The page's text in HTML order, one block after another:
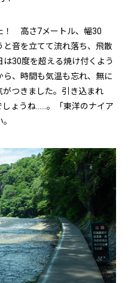
！ 高さ7メートル、幅30
音を立てて流れ落ち、飛散
30度を超える焼け付くよう
、時間も気温も忘れ、無に
つきました。引き込まれ
ょうね……。「東洋のナイア